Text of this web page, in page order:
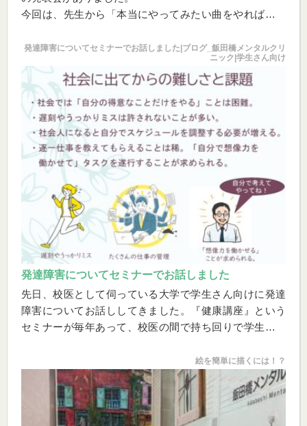
今回は、先生から「本当にやってみたい曲をやれば？」
ョンが上がります。森田療法でいう、「生の欲望」と関
連してますね！
発達障害についてセミナーでお話しました|ブログ_飯田橋メンタルクリ
ニック|学生さん向け
発達障害についてセミナーでお話しました
先日、校医として伺っている大学で学生さん向けに発達
障害についてお話ししてきました。『健康講座』という
セミナーが毎年あって、校医の間で持ち回りで学生さん
たのですが、そこは森田療法の教えのとおり、「気分本
位でなく目的本位」という心がけでいました。
絵を簡単に描くには！？